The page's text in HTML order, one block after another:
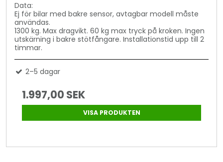
Data:
Ej för bilar med bakre sensor, avtagbar modell måste
användas.
1300 kg. Max dragvikt. 60 kg max tryck på kroken. Ingen
utskärning i bakre stötfångare. Installationstid upp till 2
timmar.
2–5 dagar
1.997,00 SEK
VISA PRODUKTEN